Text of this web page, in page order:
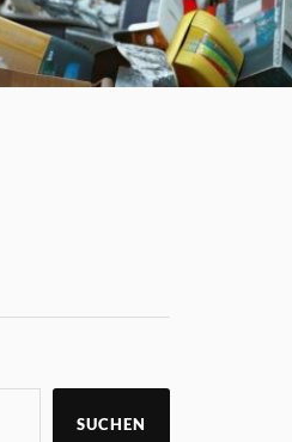
SUCHEN